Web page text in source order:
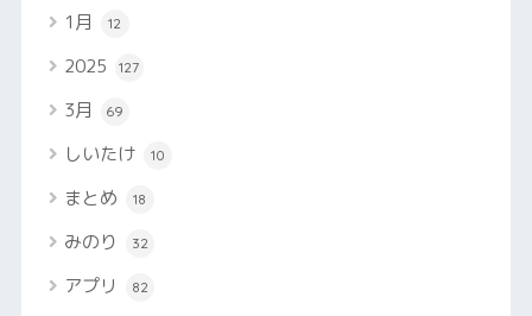
1月 12
2025 127
3月 69
しいたけ 10
まとめ 18
みのり 32
アプリ 82